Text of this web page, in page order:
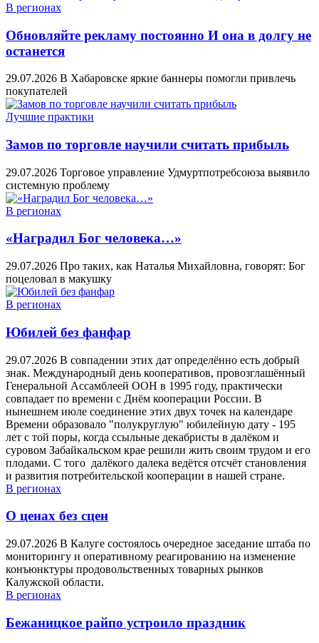
В регионах
Обновляйте рекламу постоянно И она в долгу не
останется
29.07.2026 В Хабаровске яркие баннеры помогли привлечь
покупателей
Лучшие практики
Замов по торговле научили считать прибыль
29.07.2026 Торговое управление Удмуртпотребсоюза выявило
системную проблему
В регионах
«Наградил Бог человека…»
29.07.2026 Про таких, как Наталья Михайловна, говорят: Бог
поцеловал в макушку
В регионах
Юбилей без фанфар
29.07.2026 В совпадении этих дат определённо есть добрый
знак. Международный день кооперативов, провозглашённый
Генеральной Ассамблеей ООН в 1995 году, практически
совпадает по времени с Днём кооперации России. В
нынешнем июле соединение этих двух точек на календаре
Времени образовало "полукруглую" юбилейную дату - 195
лет с той поры, когда ссыльные декабристы в далёком и
суровом Забайкальском крае решили жить своим трудом и его
плодами. С того далёкого далека ведётся отсчёт становления
и развития потребительской кооперации в нашей стране.
В регионах
О ценах без сцен
29.07.2026 В Калуге состоялось очередное заседание штаба по
мониторингу и оперативному реагированию на изменение
конъюнктуры продовольственных товарных рынков
Калужской области.
В регионах
Бежаницкое райпо устроило праздник